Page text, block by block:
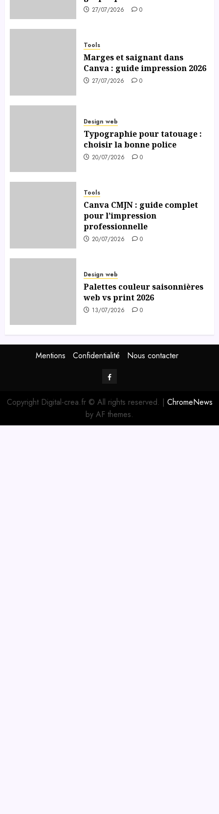
27/07/2026 0
Tools
Marges et saignant dans
Canva : guide impression 2026
27/07/2026 0
Design web
Typographie pour tatouage :
choisir la bonne police
20/07/2026 0
Tools
Canva CMJN : guide complet
pour l’impression
professionnelle
20/07/2026 0
Design web
Palettes couleur saisonnières
web vs print 2026
13/07/2026 0
Mentions Confidentialité Nous contacter
Facebook
Créa
Copyright Digital-crea.fr © All rights reserved. | ChromeNews
by AF themes.